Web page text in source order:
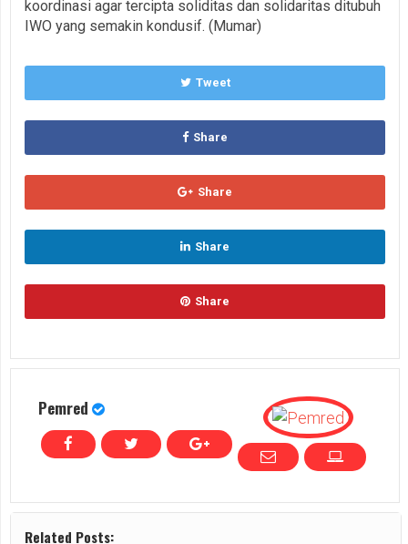
koordinasi agar tercipta soliditas dan solidaritas ditubuh
IWO yang semakin kondusif. (Mumar)
Tweet
Share
Share
Share
Share
Pemred
Related Posts: